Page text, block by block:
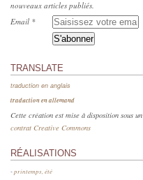
nouveaux articles publiés.
Email
TRANSLATE
traduction en anglais
traduction en allemand
Cette création est mise à disposition sous un
contrat Creative Commons
RÉALISATIONS
-printemps, été